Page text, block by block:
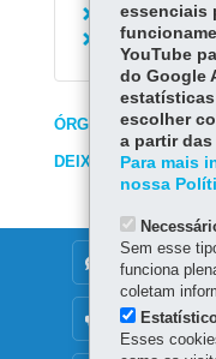
Baixar
Alterar
ÓRGÃO
DEIXE SUA OPINIÃO
DENUNCIE
OUVIDORIA
essenciais
YouTube
do Google
escolher
a partir
Para mais
nossa
Sem esse
funciona
coletam
Esses